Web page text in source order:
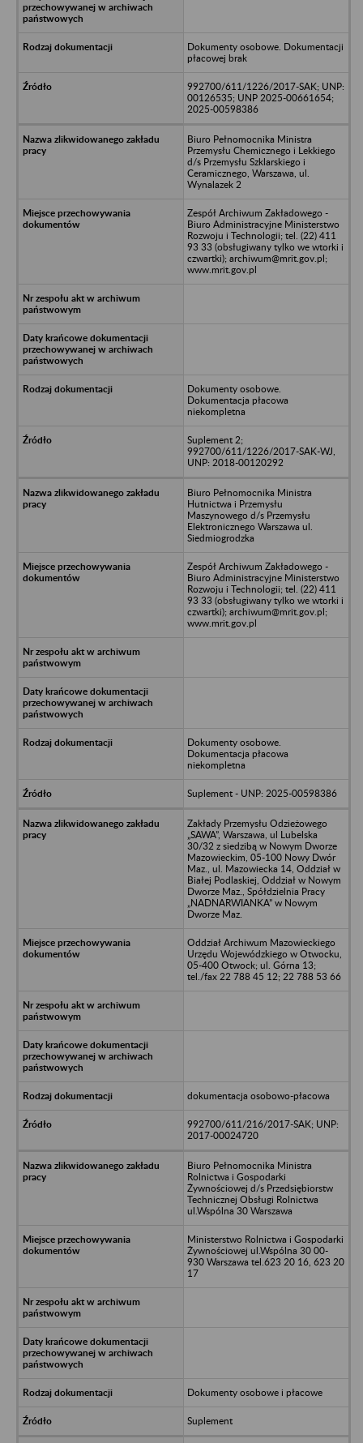
Dokumenty osobowe. Dokumentacji
płacowej brak
992700/611/1226/2017-SAK; UNP:
00126535; UNP 2025-00661654;
2025-00598386
Biuro Pełnomocnika Ministra
Przemysłu Chemicznego i Lekkiego
d/s Przemysłu Szklarskiego i
Ceramicznego, Warszawa, ul.
Wynalazek 2
Zespół Archiwum Zakładowego -
Biuro Administracyjne Ministerstwo
Rozwoju i Technologii; tel. (22) 411
93 33 (obsługiwany tylko we wtorki i
czwartki); archiwum@mrit.gov.pl;
www.mrit.gov.pl
Dokumenty osobowe.
Dokumentacja płacowa
niekompletna
Suplement 2;
992700/611/1226/2017-SAK-WJ,
UNP: 2018-00120292
Biuro Pełnomocnika Ministra
Hutnictwa i Przemysłu
Maszynowego d/s Przemysłu
Elektronicznego Warszawa ul.
Siedmiogrodzka
Zespół Archiwum Zakładowego -
Biuro Administracyjne Ministerstwo
Rozwoju i Technologii; tel. (22) 411
93 33 (obsługiwany tylko we wtorki i
czwartki); archiwum@mrit.gov.pl;
www.mrit.gov.pl
Dokumenty osobowe.
Dokumentacja płacowa
niekompletna
Suplement - UNP: 2025-00598386
Zakłady Przemysłu Odzieżowego
„SAWA”, Warszawa, ul Lubelska
30/32 z siedzibą w Nowym Dworze
Mazowieckim, 05-100 Nowy Dwór
Maz., ul. Mazowiecka 14, Oddział w
Białej Podlaskiej, Oddział w Nowym
Dworze Maz., Spółdzielnia Pracy
„NADNARWIANKA” w Nowym
Dworze Maz.
Oddział Archiwum Mazowieckiego
Urzędu Wojewódzkiego w Otwocku,
05-400 Otwock; ul. Górna 13;
tel./fax 22 788 45 12; 22 788 53 66
dokumentacja osobowo-płacowa
992700/611/216/2017-SAK; UNP:
2017-00024720
Biuro Pełnomocnika Ministra
Rolnictwa i Gospodarki
Żywnościowej d/s Przedsiębiorstw
Technicznej Obsługi Rolnictwa
ul.Wspólna 30 Warszawa
Ministerstwo Rolnictwa i Gospodarki
Żywnościowej ul.Wspólna 30 00-
930 Warszawa tel.623 20 16, 623 20
17
Dokumenty osobowe i płacowe
Suplement